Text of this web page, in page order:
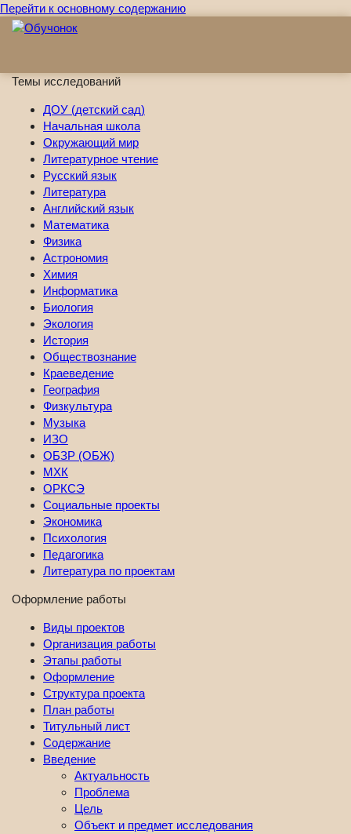
Перейти к основному содержанию
Темы исследований
ДОУ (детский сад)
Начальная школа
Окружающий мир
Литературное чтение
Русский язык
Литература
Английский язык
Математика
Физика
Астрономия
Химия
Информатика
Биология
Экология
История
Обществознание
Краеведение
География
Физкультура
Музыка
ИЗО
ОБЗР (ОБЖ)
МХК
ОРКСЭ
Социальные проекты
Экономика
Психология
Педагогика
Литература по проектам
Оформление работы
Виды проектов
Организация работы
Этапы работы
Оформление
Структура проекта
План работы
Титульный лист
Содержание
Введение
Актуальность
Проблема
Цель
Объект и предмет исследования